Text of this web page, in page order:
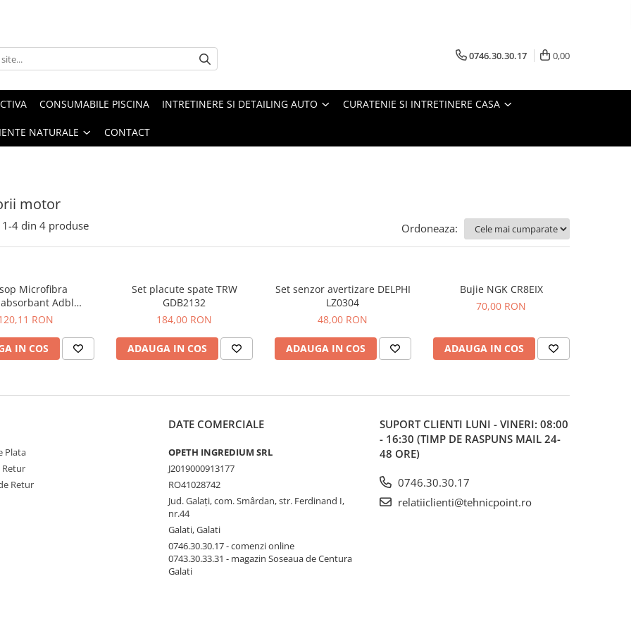
0746.30.30.17 0,00
CONSUMABILE PISCINA INTRETINERE SI DETAILING AUTO CURATENIE SI INTRETINERE CASA
NATURALE CONTACT
motor
1-4 din 4 produse Ordoneaza:
Microfibra
Adbl
Towel 60X90Cm
RON
IN COS
Set placute spate TRW
GDB2132
184,00 RON
ADAUGA IN COS
Set senzor avertizare DELPHI
LZ0304
48,00 RON
ADAUGA IN COS
Bujie NGK CR8EIX
70,00 RON
ADAUGA IN COS
Plata
Retur
Retur
DATE COMERCIALE
OPETH INGREDIUM SRL
J2019000913177
RO41028742
Jud. Galaţi, com. Smârdan, str. Ferdinand I,
nr.44
Galati, Galati
0746.30.30.17 - comenzi online
0743.30.33.31 - magazin Soseaua de Centura
Galati
SUPORT CLIENTI LUNI - VINERI: 08:00
- 16:30 (TIMP DE RASPUNS MAIL 24-
48 ORE)
0746.30.30.17
relatiiclienti@tehnicpoint.ro